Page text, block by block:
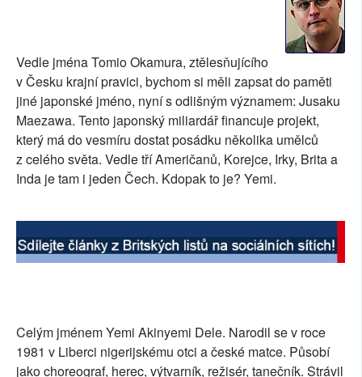
RUBRIKY
PLNÁ VERZE STRÁNEK
Vedle jména Tomio Okamura, ztělesňujícího
v Česku krajní pravici, bychom si měli zapsat do paměti
jiné japonské jméno, nyní s odlišným významem: Jusaku
Maezawa. Tento japonský miliardář financuje projekt,
který má do vesmíru dostat posádku několika umělců
z celého světa. Vedle tří Američanů, Korejce, Irky, Brita a
Inda je tam i jeden Čech. Kdopak to je? Yemi.
Celým jménem Yemi Akinyemi Dele. Narodil se v roce
1981 v Liberci nigerijskému otci a české matce. Působí
jako choreograf, herec, výtvarník, režisér, tanečník. Strávil